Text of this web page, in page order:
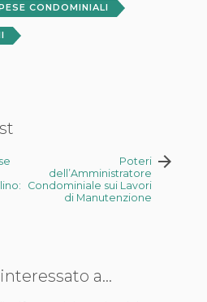
CONDOMINIALI
Poteri
dell’Amministratore
Condominiale sui Lavori
di Manutenzione
arrow_forward
a...